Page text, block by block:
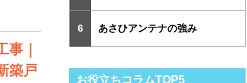
｜
築戸
あさひアンテナの強み
お役立ちコラムTOP5